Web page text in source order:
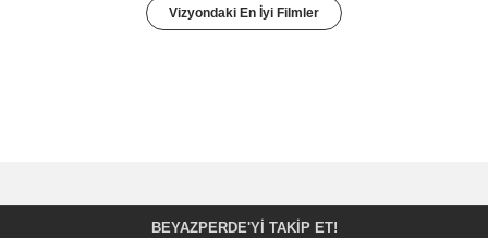
Vizyondaki En İyi Filmler
BEYAZPERDE'YI TAKIP ET!